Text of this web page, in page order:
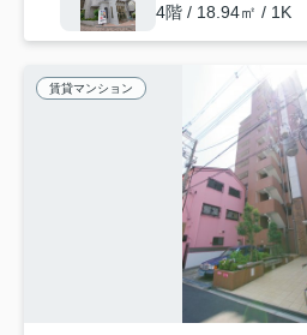
4階 / 18.94㎡ / 1K
賃貸マンション